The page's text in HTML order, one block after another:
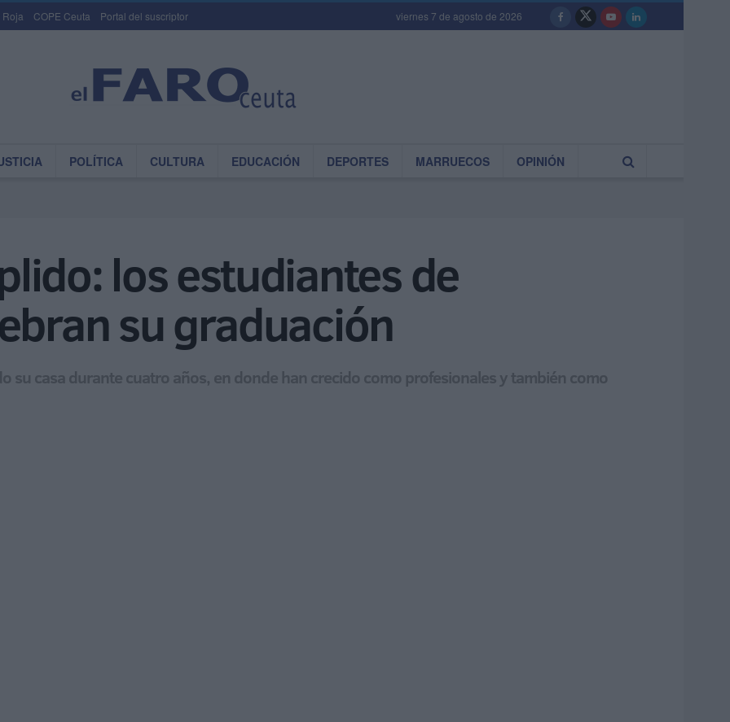
Roja COPE Ceuta Portal del suscriptor viernes 7 de agosto de 2026
POLÍTICA CULTURA EDUCACIÓN DEPORTES MARRUECOS OPINIÓN
los estudiantes de
su graduación
su casa durante cuatro años, en donde han crecido como profesionales y también como